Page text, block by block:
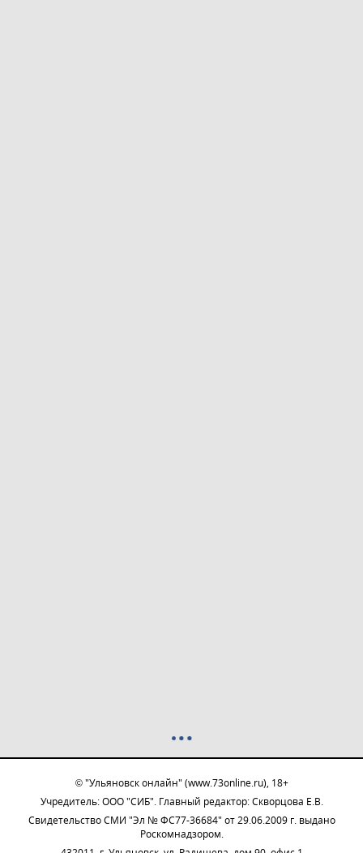
© "Ульяновск онлайн" (www.73online.ru), 18+
Учредитель: ООО "СИБ". Главный редактор: Скворцова Е.В.
Свидетельство СМИ "Эл № ФС77-36684" от 29.06.2009 г. выдано
Роскомнадзором.